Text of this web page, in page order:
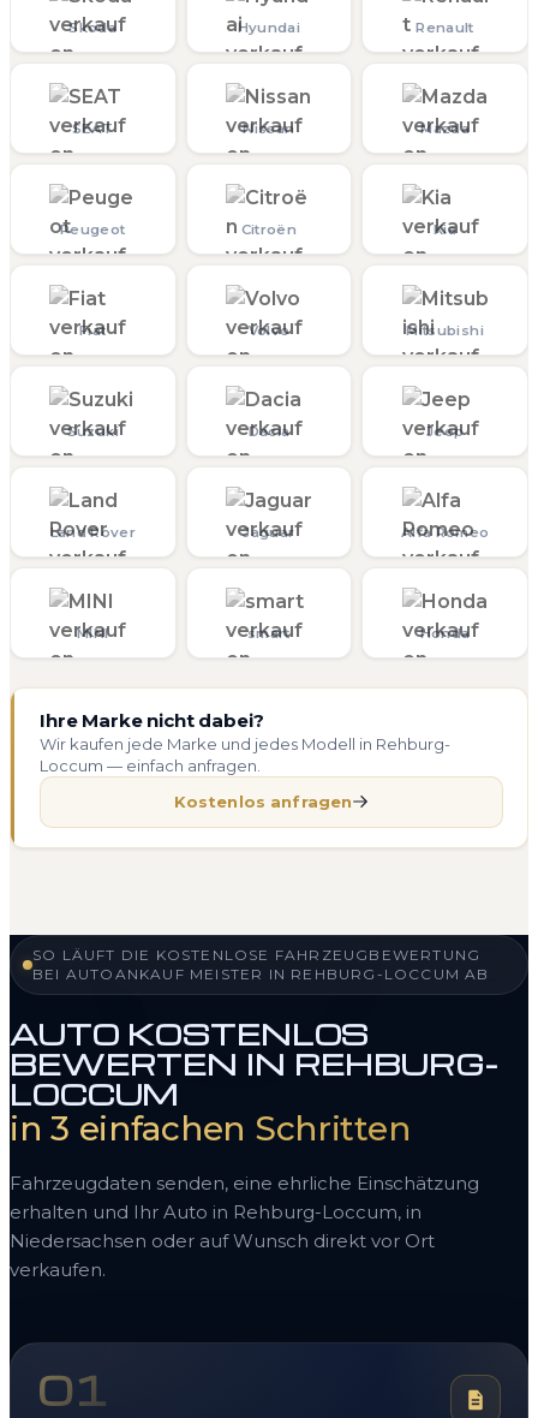
Skoda Hyundai Renault
SEAT Nissan Mazda
Peugeot Citroën Kia
Fiat Volvo Mitsubishi
Suzuki Dacia Jeep
Land Rover Jaguar Alfa Romeo
MINI smart Honda
Ihre Marke nicht dabei?
Wir kaufen jede Marke und jedes Modell in Rehburg-
Loccum — einfach anfragen.
Kostenlos anfragen
SO LÄUFT DIE KOSTENLOSE FAHRZEUGBEWERTUNG
BEI AUTOANKAUF MEISTER IN REHBURG-LOCCUM AB
AUTO KOSTENLOS
BEWERTEN IN REHBURG-
LOCCUM
in 3 einfachen Schritten
Fahrzeugdaten senden, eine ehrliche Einschätzung
erhalten und Ihr Auto in Rehburg-Loccum, in
Niedersachsen oder auf Wunsch direkt vor Ort
verkaufen.
01